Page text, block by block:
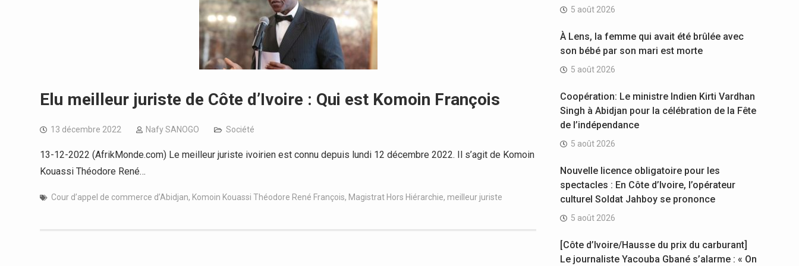
Elu meilleur juriste de Côte d’Ivoire : Qui est Komoin François
13 décembre 2022 Nafy SANOGO Société
13-12-2022 (AfrikMonde.com) Le meilleur juriste ivoirien est connu depuis lundi 12 décembre 2022. Il s’agit de Komoin
Kouassi Théodore René…
Cour d’appel de commerce d’Abidjan, Komoin Kouassi Théodore René François, Magistrat Hors Hiérarchie, meilleur juriste
5 août 2026
À Lens, la femme qui avait été brûlée avec
son bébé par son mari est morte
5 août 2026
Coopération: Le ministre Indien Kirti Vardhan
Singh à Abidjan pour la célébration de la Fête
de l’indépendance
5 août 2026
Nouvelle licence obligatoire pour les
spectacles : En Côte d’Ivoire, l’opérateur
culturel Soldat Jahboy se prononce
5 août 2026
[Côte d’Ivoire/Hausse du prix du carburant]
Le journaliste Yacouba Gbané s’alarme : « On